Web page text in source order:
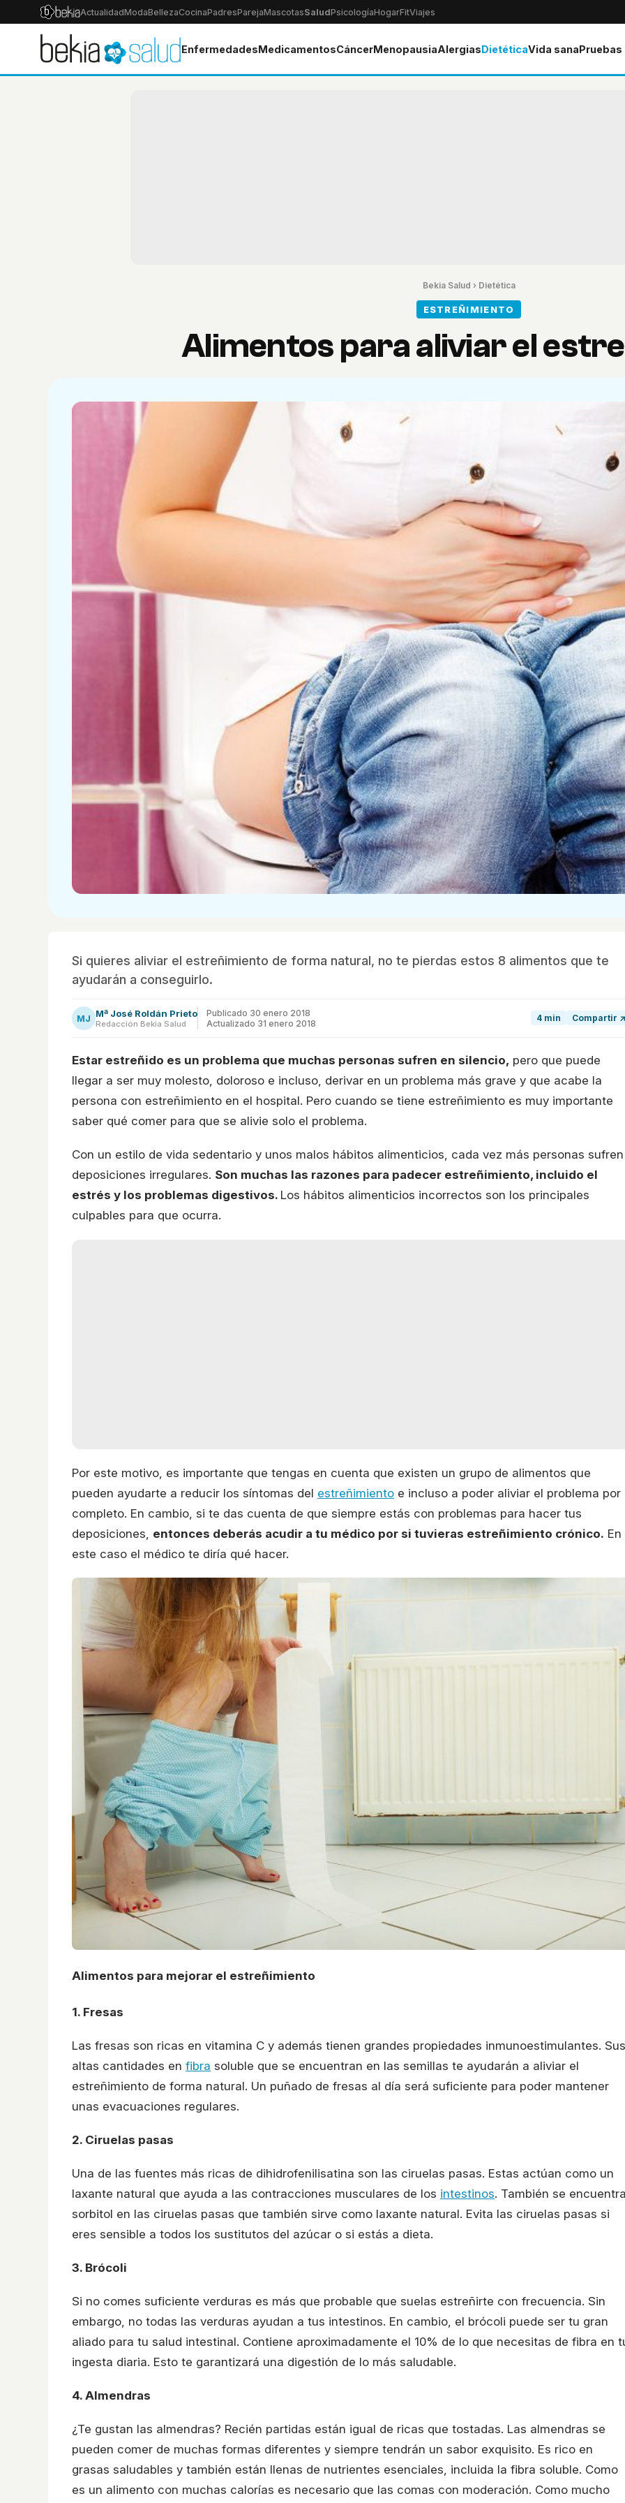
ActualidadModaBellezaCocinaPadresParejaMascotasSaludPsicologíaHogarFitViajes
EnfermedadesMedicamentosCáncerMenopausiaAlergiasDietéticaVida sana
Bekia Salud › Dietética
ESTREÑIMIENTO
Alimentos para aliviar el
Si quieres aliviar el estreñimiento de forma natural, no te pierdas estos 8 alimentos que te
ayudarán a conseguirlo.
MJ Mª José Roldán Prieto
Redacción Bekia Salud
Publicado 30 enero 2018
Actualizado 31 enero 2018
4 min Compartir ↗
Estar estreñido es un problema que muchas personas sufren en silencio, pero que puede
llegar a ser muy molesto, doloroso e incluso, derivar en un problema más grave y que acabe la
persona con estreñimiento en el hospital. Pero cuando se tiene estreñimiento es muy importante
saber qué comer para que se alivie solo el problema.
Con un estilo de vida sedentario y unos malos hábitos alimenticios, cada vez más personas sufren
deposiciones irregulares. Son muchas las razones para padecer estreñimiento, incluido el
estrés y los problemas digestivos. Los hábitos alimenticios incorrectos son los principales
culpables para que ocurra.
Por este motivo, es importante que tengas en cuenta que existen un grupo de alimentos que
pueden ayudarte a reducir los síntomas del estreñimiento e incluso a poder aliviar el problema por
completo. En cambio, si te das cuenta de que siempre estás con problemas para hacer tus
deposiciones, entonces deberás acudir a tu médico por si tuvieras estreñimiento crónico. En
este caso el médico te diría qué hacer.
Alimentos para mejorar el estreñimiento
1. Fresas
Las fresas son ricas en vitamina C y además tienen grandes propiedades inmunoestimulantes. Sus
altas cantidades en fibra soluble que se encuentran en las semillas te ayudarán a aliviar el
estreñimiento de forma natural. Un puñado de fresas al día será suficiente para poder mantener
unas evacuaciones regulares.
2. Ciruelas pasas
Una de las fuentes más ricas de dihidrofenilisatina son las ciruelas pasas. Estas actúan como un
laxante natural que ayuda a las contracciones musculares de los intestinos. También se
sorbitol en las ciruelas pasas que también sirve como laxante natural. Evita las ciruelas pasas si
eres sensible a todos los sustitutos del azúcar o si estás a dieta.
3. Brócoli
Si no comes suficiente verduras es más que probable que suelas estreñirte con frecuencia. Sin
embargo, no todas las verduras ayudan a tus intestinos. En cambio, el brócoli puede ser tu gran
aliado para tu salud intestinal. Contiene aproximadamente el 10% de lo que necesitas de fibra en
ingesta diaria. Esto te garantizará una digestión de lo más saludable.
4. Almendras
¿Te gustan las almendras? Recién partidas están igual de ricas que tostadas. Las almendras se
pueden comer de muchas formas diferentes y siempre tendrán un sabor exquisito. Es rico en
grasas saludables y también están llenas de nutrientes esenciales, incluida la fibra soluble. Como
es un alimento con muchas calorías es necesario que las comas con moderación. Como mucho